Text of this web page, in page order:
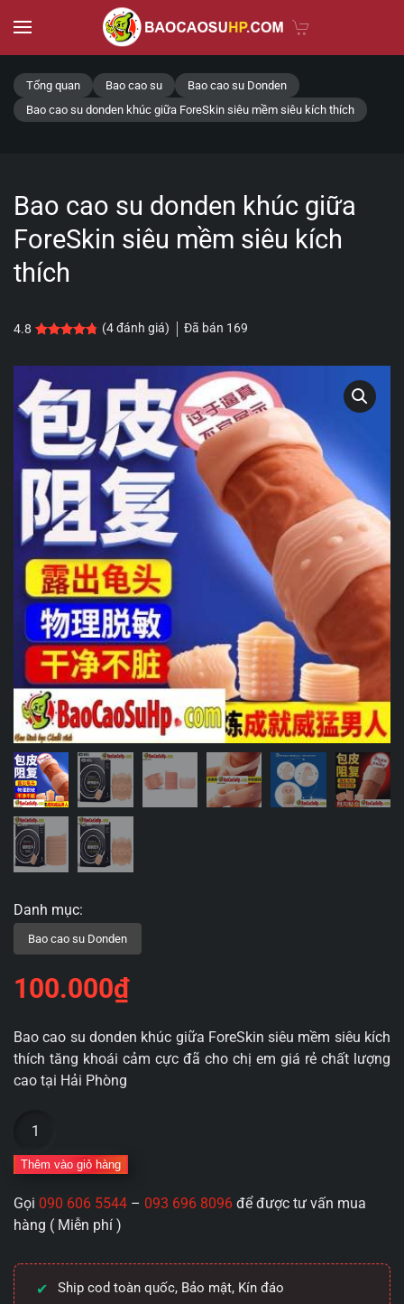
Skip to main content
Tổng quan Bao cao su
Bao cao su Donden
Bao cao su donden khúc giữa ForeSkin siêu mềm siêu kích thích
Bao cao su donden khúc giữa
ForeSkin siêu mềm siêu kích
thích
4.8 4.8 trên 5 dựa trên
4 đánh giá
(4đánh giá) Đã bán 169
100.000₫
Bao cao su donden khúc giữa ForeSkin siêu mềm siêu kích
thích tăng khoái cảm cực đã cho chị em giá rẻ chất lượng
cao tại Hải Phòng
cao
su
khúc
giữa
siêu
mềm
Thêm vào giỏ hàng
Gọi 090 606 5544 – 093 696 8096 để được tư vấn mua
hàng ( Miễn phí )
Ship cod toàn quốc, Bảo mật, Kín đáo